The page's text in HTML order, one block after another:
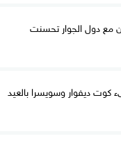
مع دول الجوار تحسنت
كوت ديفوار وسويسرا بالعيد